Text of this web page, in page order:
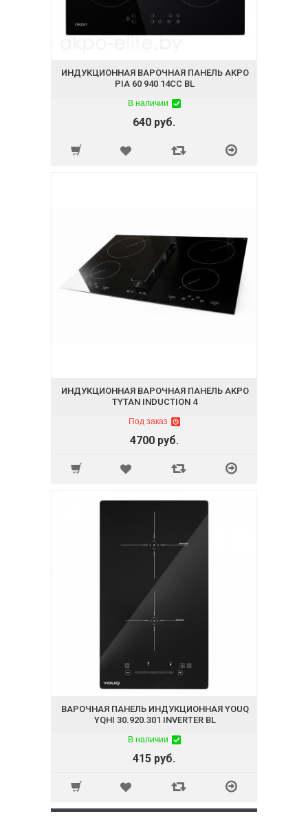
ИНДУКЦИОННАЯ ВАРОЧНАЯ ПАНЕЛЬ AKPO
PIA 60 940 14CC BL
В наличии
640 руб.
ИНДУКЦИОННАЯ ВАРОЧНАЯ ПАНЕЛЬ AKPO
TYTAN INDUCTION 4
Под заказ
4700 руб.
ВАРОЧНАЯ ПАНЕЛЬ ИНДУКЦИОННАЯ YOUQ
YQHI 30.920.301 INVERTER BL
В наличии
415 руб.